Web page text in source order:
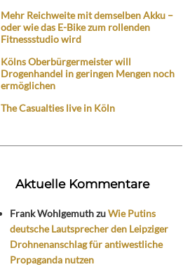
Mehr Reichweite mit demselben Akku –
oder wie das E-Bike zum rollenden
Fitnessstudio wird
Kölns Oberbürgermeister will
Drogenhandel in geringen Mengen noch
ermöglichen
The Casualties live in Köln
Aktuelle Kommentare
Frank WohlgemuthzuWie Putins
deutsche Lautsprecher den Leipziger
Drohnenanschlag für antiwestliche
Propaganda nutzen